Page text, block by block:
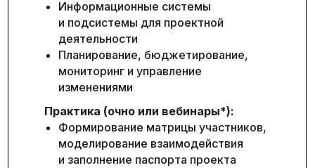
Практика (очно или вебинары*):
Формирование матрицы участников,
моделирование взаимодействия
и заполнение паспорта проекта
Информационные системы
и подсистемы для проектной
деятельности
Планирование, бюджетирование,
мониторинг и управление
изменениями